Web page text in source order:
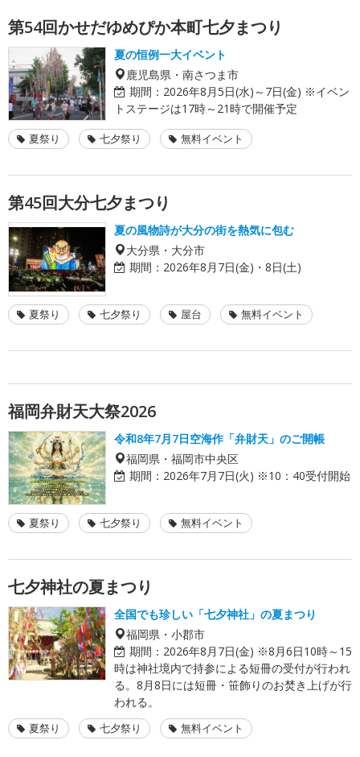
第54回かせだゆめぴか本町七夕まつり
夏の恒例一大イベント
鹿児島県・南さつま市
期間： 2026年8月5日(水)～7日(金) ※イベン
トステージは17時～21時で開催予定
夏祭り 七夕祭り 無料イベント
第45回大分七夕まつり
夏の風物詩が大分の街を熱気に包む
大分県・大分市
期間： 2026年8月7日(金)・8日(土)
夏祭り 七夕祭り 屋台 無料イベント
福岡弁財天大祭2026
令和8年7月7日空海作「弁財天」のご開帳
福岡県・福岡市中央区
期間： 2026年7月7日(火) ※10：40受付開始
夏祭り 七夕祭り 無料イベント
七夕神社の夏まつり
全国でも珍しい「七夕神社」の夏まつり
福岡県・小郡市
期間： 2026年8月7日(金) ※8月6日10時～15
時は神社境内で持参による短冊の受付が行われ
る。8月8日には短冊・笹飾りのお焚き上げが行
われる。
夏祭り 七夕祭り 無料イベント